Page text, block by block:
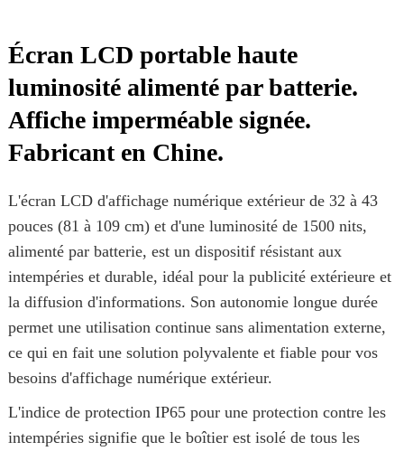
Écran LCD portable haute
luminosité alimenté par batterie.
Affiche imperméable signée.
Fabricant en Chine.
L'écran LCD d'affichage numérique extérieur de 32 à 43
pouces (81 à 109 cm) et d'une luminosité de 1500 nits,
alimenté par batterie, est un dispositif résistant aux
intempéries et durable, idéal pour la publicité extérieure et
la diffusion d'informations. Son autonomie longue durée
permet une utilisation continue sans alimentation externe,
ce qui en fait une solution polyvalente et fiable pour vos
besoins d'affichage numérique extérieur.
L'indice de protection IP65 pour une protection contre les
intempéries signifie que le boîtier est isolé de tous les